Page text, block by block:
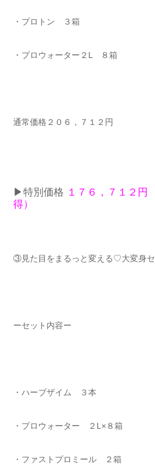
・プロトン ３箱
・プロウォーター２L ８箱
通常価格２０６，７１２円
▶︎特別価格 １７６，７１２
得）
③見た目をまるっと変える♡大変身セ
ーセット内容ー
・ハーブザイム ３本
・プロウォーター ２L×８箱
・ファストプロミール ２箱